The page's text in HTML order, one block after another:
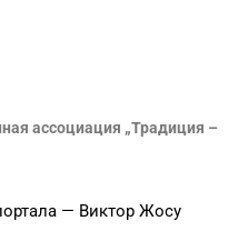
ассоциация „Традиция –
— Виктор Жосу